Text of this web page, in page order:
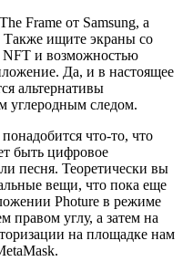
Frame от Samsung, а
Также ищите экраны со
NFT и возможностью
Да, и в настоящее
альтернативы
углеродным следом.
что-то, что
быть цифровое
песня. Теоретически вы
вещи, что пока еще
Photure в режиме
правом углу, а затем на
на площадке нам